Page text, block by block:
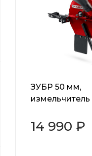
ЗУБР 50 мм,
измельчитель
мотоблоков
14 990 ₽